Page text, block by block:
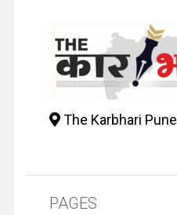
The Karbhari Pune
PAGES